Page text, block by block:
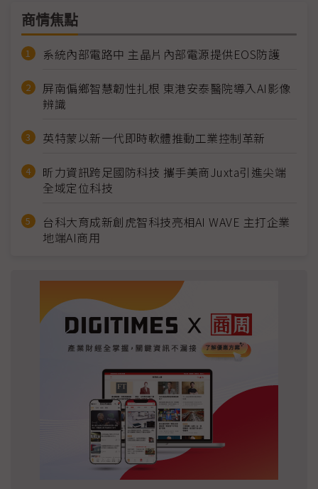
商情焦點
系統內部電路中 主晶片內部電源提供EOS防護
屏南偏鄉智慧韌性扎根 東港安泰醫院導入AI影像
辨識
英特蒙以新一代即時軟體推動工業控制革新
昕力資訊跨足國防科技 攜手美商Juxta引進尖端
全域定位科技
台科大育成新創虎智科技亮相AI WAVE 主打企業
地端AI商用